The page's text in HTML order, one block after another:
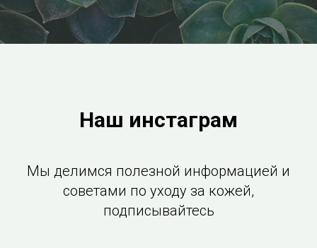
Наш инстаграм
Мы делимся полезной информацией и
советами по уходу за кожей,
подписывайтесь